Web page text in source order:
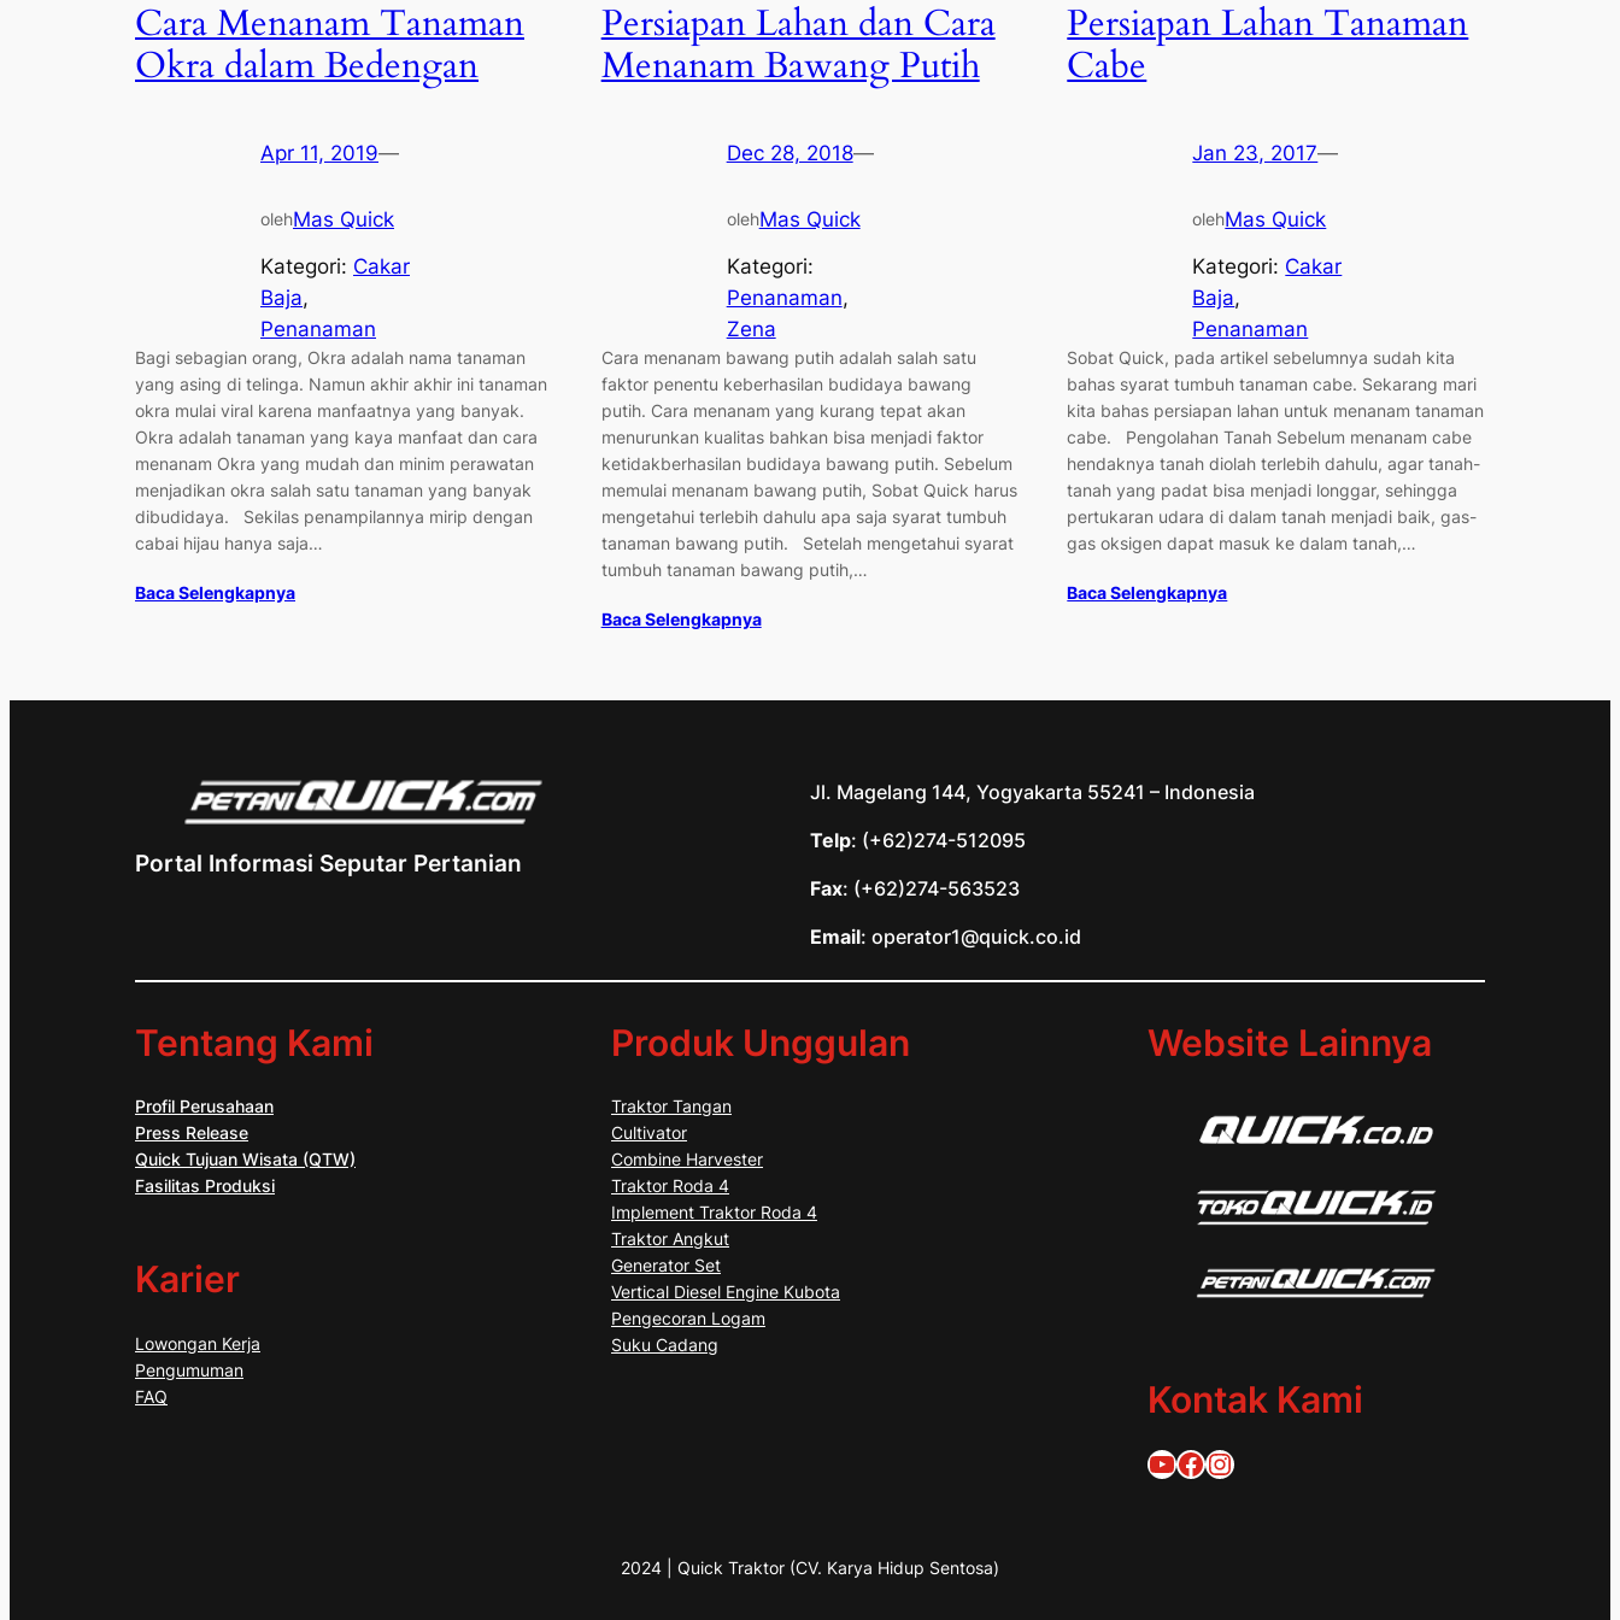
Cara Menanam Tanaman
Okra dalam Bedengan
Apr 11, 2019—
olehMas Quick
Kategori: Cakar
Baja
Penanaman
Bagi sebagian orang, Okra adalah nama tanaman
yang asing di telinga. Namun akhir akhir ini tanaman
okra mulai viral karena manfaatnya yang banyak.
Okra adalah tanaman yang kaya manfaat dan cara
menanam Okra yang mudah dan minim perawatan
menjadikan okra salah satu tanaman yang banyak
dibudidaya. Sekilas penampilannya mirip dengan
cabai hijau hanya saja…
Baca Selengkapnya
Persiapan Lahan dan Cara
Menanam Bawang Putih
Dec 28, 2018—
olehMas Quick
Kategori:
Penanaman
Zena
Cara menanam bawang putih adalah salah satu
faktor penentu keberhasilan budidaya bawang
putih. Cara menanam yang kurang tepat akan
menurunkan kualitas bahkan bisa menjadi faktor
ketidakberhasilan budidaya bawang putih. Sebelum
memulai menanam bawang putih, Sobat Quick harus
mengetahui terlebih dahulu apa saja syarat tumbuh
tanaman bawang putih. Setelah mengetahui syarat
tumbuh tanaman bawang putih,…
Baca Selengkapnya
Persiapan Lahan Tanaman
Cabe
Jan 23, 2017—
olehMas Quick
Kategori: Cakar
Baja
Penanaman
Sobat Quick, pada artikel sebelumnya sudah kita
bahas syarat tumbuh tanaman cabe. Sekarang mari
kita bahas persiapan lahan untuk menanam tanaman
cabe. Pengolahan Tanah Sebelum menanam cabe
hendaknya tanah diolah terlebih dahulu, agar tanah-
tanah yang padat bisa menjadi longgar, sehingga
pertukaran udara di dalam tanah menjadi baik, gas-
gas oksigen dapat masuk ke dalam tanah,…
Baca Selengkapnya
Portal Informasi Seputar Pertanian
Jl. Magelang 144, Yogyakarta 55241 – Indonesia
Telp: (+62)274-512095
Fax: (+62)274-563523
Email: operator1@quick.co.id
Tentang Kami
Profil Perusahaan
Press Release
Quick Tujuan Wisata (QTW)
Fasilitas Produksi
Karier
Lowongan Kerja
Pengumuman
FAQ
Produk Unggulan
Traktor Tangan
Cultivator
Combine Harvester
Traktor Roda 4
Implement Traktor Roda 4
Traktor Angkut
Generator Set
Vertical Diesel Engine Kubota
Pengecoran Logam
Suku Cadang
Website Lainnya
Kontak Kami
Quick Traktor
Traktor Quick 1953@quicktraktor
2024 | Quick Traktor (CV. Karya Hidup Sentosa)